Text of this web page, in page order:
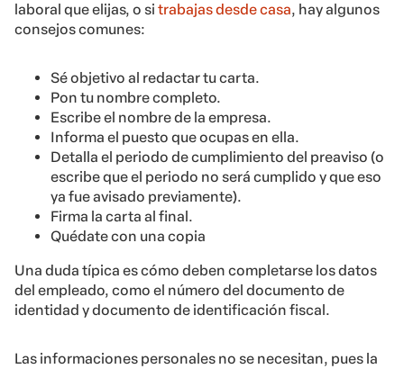
laboral que elijas, o si trabajas desde casa, hay algunos
consejos comunes:
Sé objetivo al redactar tu carta.
Pon tu nombre completo.
Escribe el nombre de la empresa.
Informa el puesto que ocupas en ella.
Detalla el periodo de cumplimiento del preaviso (o
escribe que el periodo no será cumplido y que eso
ya fue avisado previamente).
Firma la carta al final.
Quédate con una copia
Una duda típica es cómo deben completarse los datos
del empleado, como el número del documento de
identidad y documento de identificación fiscal.
Las informaciones personales no se necesitan, pues la